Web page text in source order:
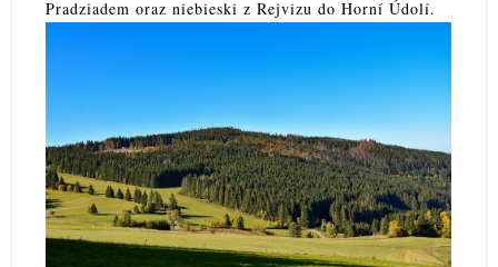
Pradziadem oraz niebieski z Rejvizu do Horní Údolí.